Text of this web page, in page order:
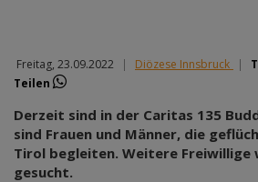
Freitag, 23.09.2022 | Diözese Innsbruck |
Teilen
Derzeit sind in der Caritas 135
sind Frauen und Männer, die
Tirol begleiten. Weitere Freiwillige
gesucht.